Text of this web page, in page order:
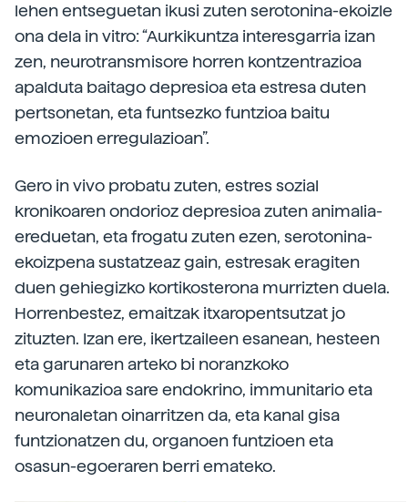
lehen entseguetan ikusi zuten serotonina-ekoizle
ona dela in vitro: “Aurkikuntza interesgarria izan
zen, neurotransmisore horren kontzentrazioa
apalduta baitago depresioa eta estresa duten
pertsonetan, eta funtsezko funtzioa baitu
emozioen erregulazioan”.
Gero in vivo probatu zuten, estres sozial
kronikoaren ondorioz depresioa zuten animalia-
ereduetan, eta frogatu zuten ezen, serotonina-
ekoizpena sustatzeaz gain, estresak eragiten
duen gehiegizko kortikosterona murrizten duela.
Horrenbestez, emaitzak itxaropentsutzat jo
zituzten. Izan ere, ikertzaileen esanean, hesteen
eta garunaren arteko bi noranzkoko
komunikazioa sare endokrino, immunitario eta
neuronaletan oinarritzen da, eta kanal gisa
funtzionatzen du, organoen funtzioen eta
osasun-egoeraren berri emateko.